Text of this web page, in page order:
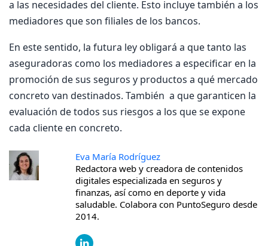
a las necesidades del cliente. Esto incluye también a los
mediadores que son filiales de los bancos.
En este sentido, la futura ley obligará a que tanto las
aseguradoras como los mediadores a especificar en la
promoción de sus seguros y productos a qué mercado
concreto van destinados. También a que garanticen la
evaluación de todos sus riesgos a los que se expone
cada cliente en concreto.
Eva María Rodríguez
Redactora web y creadora de contenidos
digitales especializada en seguros y
finanzas, así como en deporte y vida
saludable. Colabora con PuntoSeguro desde
2014.